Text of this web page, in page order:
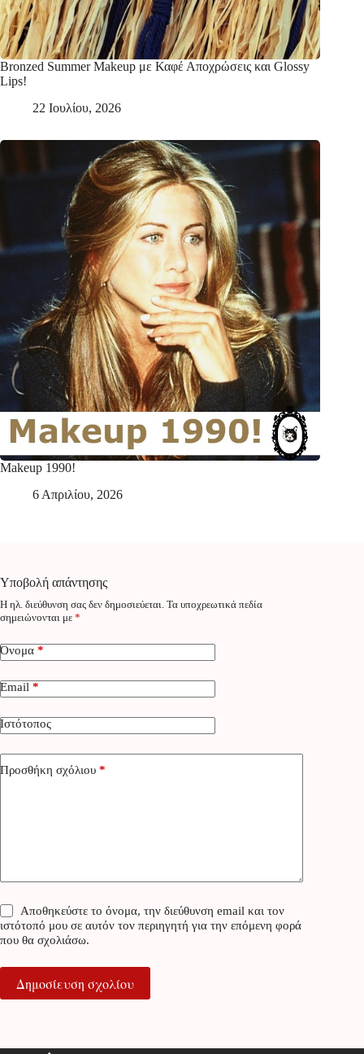
Bronzed Summer Makeup με Καφέ Αποχρώσεις και Glossy
Lips!
22 Ιουλίου, 2026
Makeup 1990!
6 Απριλίου, 2026
Υποβολή απάντησης
Η ηλ. διεύθυνση σας δεν δημοσιεύεται. Τα υποχρεωτικά πεδία
σημειώνονται με *
Όνομα *
Email *
Ιστότοπος
Προσθήκη σχόλιου *
Αποθηκεύστε το όνομα, την διεύθυνση email και τον
ιστότοπό μου σε αυτόν τον περιηγητή για την επόμενη φορά
που θα σχολιάσω.
Δημοσίευση σχολίου